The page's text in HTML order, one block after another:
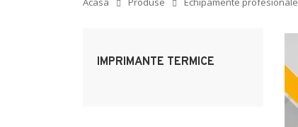
IMPRIMANTE TERMICE